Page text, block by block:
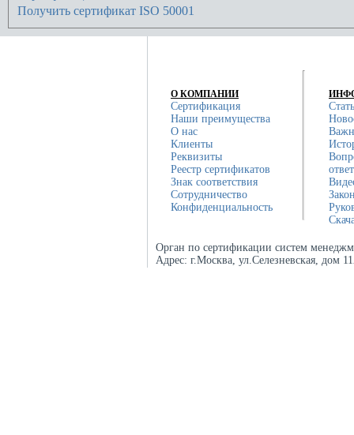
Получить сертификат ISO 50001
О КОМПАНИИ
Сертификация
Наши преимущества
О нас
Клиенты
Реквизиты
Реестр сертификатов
Знак соответствия
Сотрудничество
Конфиденциальность
Орган по сертификации систем
Адрес: г.Москва, ул.Селезневская, дом